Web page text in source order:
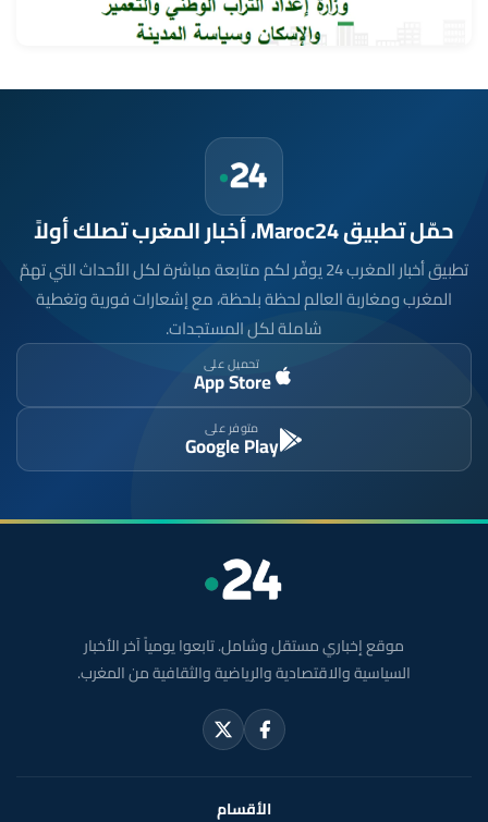
حمّل تطبيق Maroc24، أخبار المغرب تصلك أولاً
تطبيق أخبار المغرب 24 يوفّر لكم متابعة مباشرة لكل الأحداث التي تهمّ
المغرب ومغاربة العالم لحظة بلحظة، مع إشعارات فورية وتغطية
شاملة لكل المستجدات.
تحميل على
App Store
متوفر على
Google Play
موقع إخباري مستقل وشامل. تابعوا يومياً آخر الأخبار
السياسية والاقتصادية والرياضية والثقافية من المغرب.
الأقسام